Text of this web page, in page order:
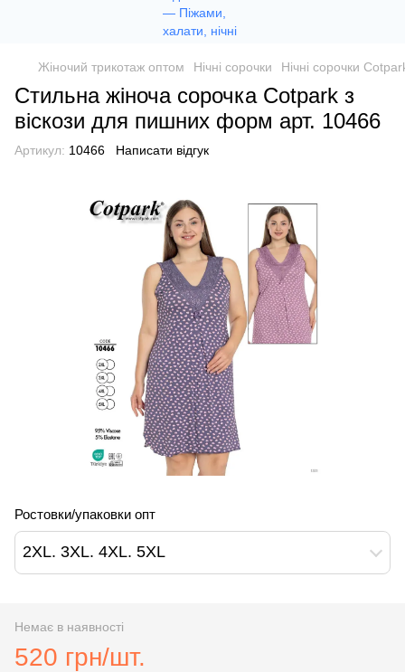
Жіночий трикотаж оптом Нічні сорочки Нічні сорочки
Стильна жіноча сорочка Cotpark з
віскози для пишних форм арт. 10466
Артикул: 10466 Написати відгук
Ростовки/упаковки опт
2XL. 3XL. 4XL. 5XL
Немає в наявності
520 грн/шт.